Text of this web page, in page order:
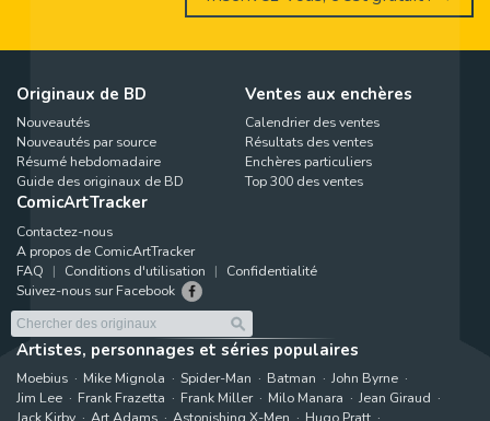
Originaux de BD
Nouveautés
Nouveautés par source
Résumé hebdomadaire
Guide des originaux de BD
Ventes aux enchères
Calendrier des ventes
Résultats des ventes
Enchères particuliers
Top 300 des ventes
ComicArtTracker
Contactez-nous
A propos de ComicArtTracker
FAQ
Conditions d'utilisation
Confidentialité
Suivez-nous sur Facebook
Artistes, personnages et séries populaires
Moebius Mike Mignola Spider-Man Batman
John Byrne
Jim Lee
Frank Frazetta Frank Miller Milo Manara
Jean Giraud